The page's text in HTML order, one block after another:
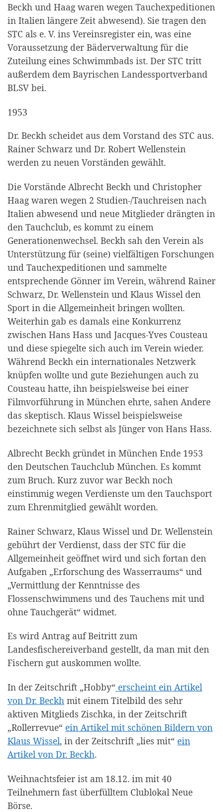
Beckh und Haag waren wegen Tauchexpeditionen
in Italien längere Zeit abwesend). Sie tragen den
STC als e. V. ins Ver­einsregister ein, was eine
Voraussetzung der Bäderverwaltung für die
Zuteilung eines Schwimmbads ist. Der STC tritt
außerdem dem Bayrischen Landessportverband
BLSV bei.
1953
Dr. Beckh scheidet aus dem Vorstand des STC aus.
Rainer Schwarz und Dr. Robert Wellenstein
werden zu neuen Vor­ständen gewählt.
Die Vorstände Albrecht Beckh und Christopher
Haag waren wegen 2 Studien-/Tauchreisen nach
Italien abwesend und neue Mitglieder drängten in
den Tauchclub, es kommt zu einem
Generationenwechsel. Beckh sah den Verein als
Unterstützung für (seine) vielfältigen Forschungen
und Tauchexpeditionen und sammelte
entsprechende Gönner im Verein, während Rainer
Schwarz, Dr. Wellenstein und Klaus Wissel den
Sport in die Allgemeinheit bringen wollten.
Weiterhin gab es damals eine Konkurrenz
zwischen Hans Hass und Jacques-Yves Cousteau
und diese spiegelte sich auch im Verein wieder.
Während Beckh ein internationales Netzwerk
knüpfen wollte und gute Beziehungen auch zu
Cousteau hatte, ihn beispielsweise bei einer
Filmvorführung in München ehrte, sahen Andere
das skeptisch. Klaus Wissel beispielsweise
bezeichnete sich selbst als Jünger von Hans Hass.
Albrecht Beckh gründet in München Ende 1953
den Deutschen Tauchclub München. Es kommt
zum Bruch. Kurz zuvor war Beckh noch
einstimmig wegen Verdienste um den Tauchsport
zum Ehrenmitglied gewählt worden.
Rainer Schwarz, Klaus Wissel und Dr. Wellenstein
gebührt der Verdienst, dass der STC für die
Allgemeinheit geöffnet wird und sich fortan den
Aufgaben „Erforschung des Wasserraums“ und
„Vermittlung der Kenntnisse des
Flossenschwimmens und des Tauchens mit und
ohne Tauchgerät“ widmet.
Es wird Antrag auf Beitritt zum
Landesfischereiverband gestellt, da man mit den
Fischern gut auskommen wollte.
In der Zeitschrift „Hobby“ erscheint ein Artikel
von Dr. Beckh mit einem Titelbild des sehr
aktiven Mitglieds Zischka, in der Zeitschrift
„Rollerrevue“ ein Artikel mit schönen Bildern von
Klaus Wissel, in der Zeitschrift „lies mit“ ein
Artikel von Dr. Beckh.
Weihnachtsfeier ist am 18.12. im mit 40
Teilnehmern fast überfülltem Clublokal Neue
Börse.